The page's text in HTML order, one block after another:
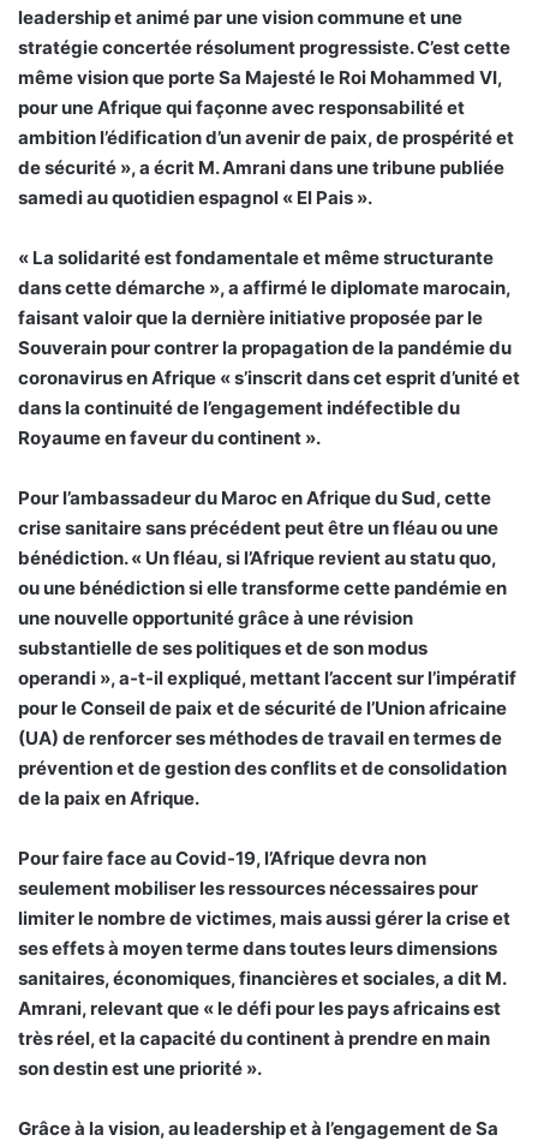
leadership et animé par une vision commune et une
stratégie concertée résolument progressiste. C’est cette
même vision que porte Sa Majesté le Roi Mohammed VI,
pour une Afrique qui façonne avec responsabilité et
ambition l’édification d’un avenir de paix, de prospérité et
de sécurité », a écrit M. Amrani dans une tribune publiée
samedi au quotidien espagnol « El Pais ».
« La solidarité est fondamentale et même structurante
dans cette démarche », a affirmé le diplomate marocain,
faisant valoir que la dernière initiative proposée par le
Souverain pour contrer la propagation de la pandémie du
coronavirus en Afrique « s’inscrit dans cet esprit d’unité et
dans la continuité de l’engagement indéfectible du
Royaume en faveur du continent ».
Pour l’ambassadeur du Maroc en Afrique du Sud, cette
crise sanitaire sans précédent peut être un fléau ou une
bénédiction. « Un fléau, si l’Afrique revient au statu quo,
ou une bénédiction si elle transforme cette pandémie en
une nouvelle opportunité grâce à une révision
substantielle de ses politiques et de son modus
operandi », a-t-il expliqué, mettant l’accent sur l’impératif
pour le Conseil de paix et de sécurité de l’Union africaine
(UA) de renforcer ses méthodes de travail en termes de
prévention et de gestion des conflits et de consolidation
de la paix en Afrique.
Pour faire face au Covid-19, l’Afrique devra non
seulement mobiliser les ressources nécessaires pour
limiter le nombre de victimes, mais aussi gérer la crise et
ses effets à moyen terme dans toutes leurs dimensions
sanitaires, économiques, financières et sociales, a dit M.
Amrani, relevant que « le défi pour les pays africains est
très réel, et la capacité du continent à prendre en main
son destin est une priorité ».
Grâce à la vision, au leadership et à l’engagement de Sa